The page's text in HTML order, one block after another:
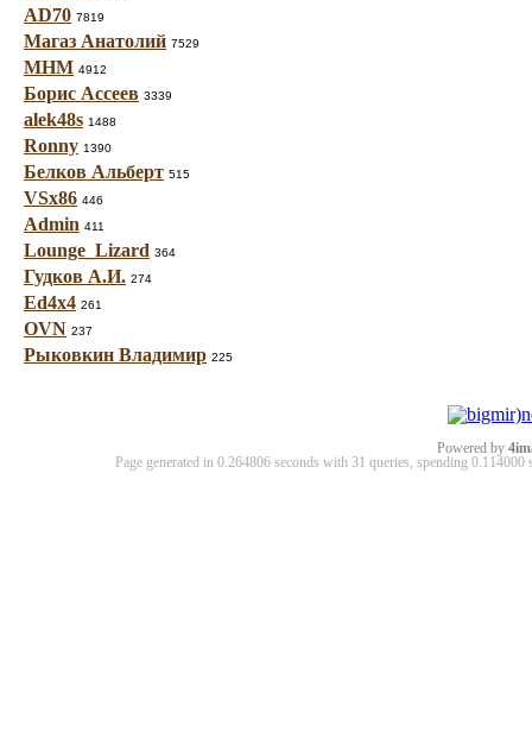
AD70 7819
Магаз Анатолий 7529
МНМ 4912
Борис Ассеев 3339
alek48s 1488
Ronny 1390
Белков Альберт 515
VSx86 446
Admin 411
Lounge_Lizard 364
Гудков А.И. 274
Ed4x4 261
OVN 237
Рыковкин Владимир 225
Powered by
Page generated in 0.264806 seconds with 31 queries, spending